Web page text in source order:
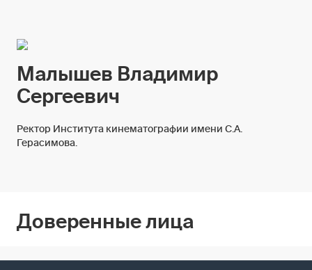
Малышев Владимир
Сергеевич
Ректор Института кинематографии имени С.А.
Герасимова.
Доверенные лица